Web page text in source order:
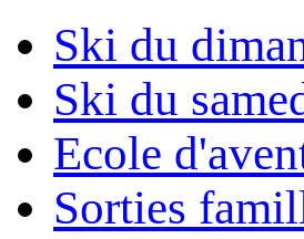
Ski du
Ski du
Ecole
Sorties